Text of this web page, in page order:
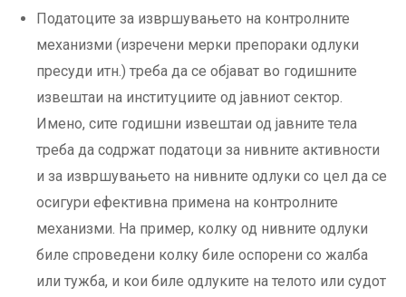
Податоците за извршувањето на контролните
механизми (изречени мерки препораки одлуки
пресуди итн.) треба да се објават во годишните
извештаи на институциите од јавниот сектор.
Имено, сите годишни извештаи од јавните тела
треба да содржат податоци за нивните активности
и за извршувањето на нивните одлуки со цел да се
осигури ефективна примена на контролните
механизми. На пример, колку од нивните одлуки
биле спроведени колку биле оспорени со жалба
или тужба, и кои биле одлуките на телото или судот